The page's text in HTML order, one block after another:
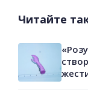
Читайте